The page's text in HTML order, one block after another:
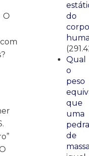
O
do
corpo
Qual
o
peso
que
uma
pedra
de